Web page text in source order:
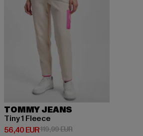
TOMMY JEANS
Tiny 1 Fleece
56,40 EUR
Derzeitiger Preis: 56,40 EUR
119,99 EURAktionspreis: 119,99 EUR